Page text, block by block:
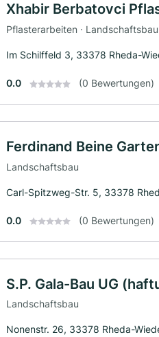
Xhabir Berbatovci
Pflasterarbeiten · Landschaftsbau
Im Schilffeld 3, 33378 Rheda-
0.0 (0 Bewertungen)
Ferdinand Beine
Landschaftsbau
Carl-Spitzweg-Str. 5, 33378
0.0 (0 Bewertungen)
S.P. Gala-Bau UG
Landschaftsbau
Nonenstr. 26, 33378 Rheda-